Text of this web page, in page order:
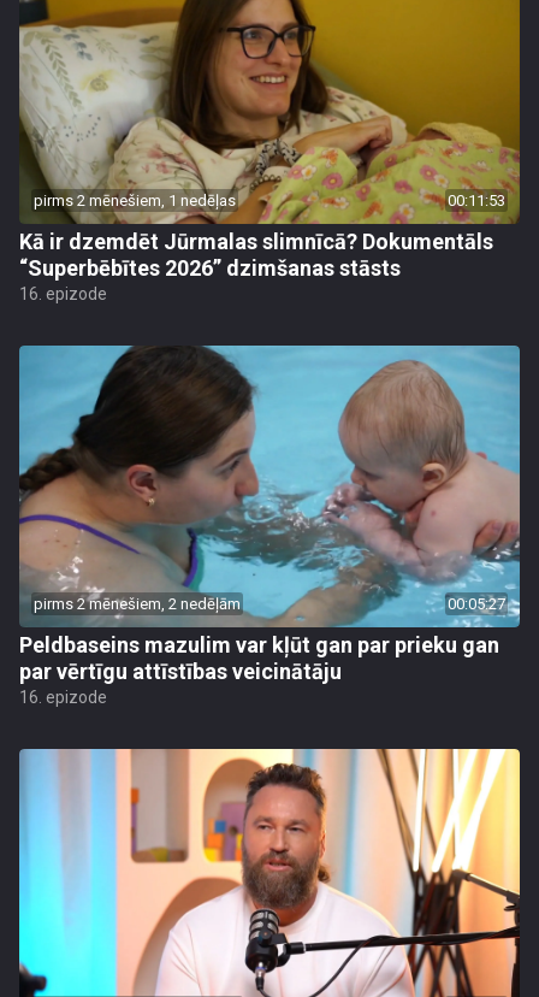
pirms 2 mēnešiem, 1 nedēļas 00:11:53
Kā ir dzemdēt Jūrmalas slimnīcā? Dokumentāls
“Superbēbītes 2026” dzimšanas stāsts
16. epizode
pirms 2 mēnešiem, 2 nedēļām 00:05:27
Peldbaseins mazulim var kļūt gan par prieku gan
par vērtīgu attīstības veicinātāju
16. epizode